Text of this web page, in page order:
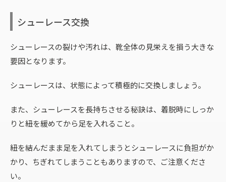
シューレース交換
シューレースの裂けや汚れは、靴全体の見栄えを損う大きな
要因となります。
シューレースは、状態によって積極的に交換しましょう。
また、シューレースを長持ちさせる秘訣は、着脱時にしっか
りと紐を緩めてから足を入れること。
紐を結んだまま足を入れてしまうとシューレースに負担がか
かり、ちぎれてしまうこともありますので、ご注意くださ
い。